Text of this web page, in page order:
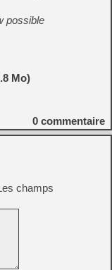
possible
Mo)
0 commentaire
champs